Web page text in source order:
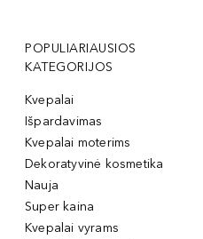
POPULIARIAUSIOS
KATEGORIJOS
Kvepalai
Išpardavimas
Kvepalai moterims
Dekoratyvinė kosmetika
Nauja
Super kaina
Kvepalai vyrams